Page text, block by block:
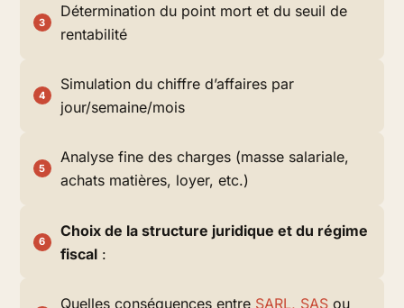
Détermination du point mort et du seuil de
rentabilité
Simulation du chiffre d’affaires par
jour/semaine/mois
Analyse fine des charges (masse salariale,
achats matières, loyer, etc.)
Choix de la structure juridique et du régime
fiscal :
Quelles conséquences entre SARL, SAS ou